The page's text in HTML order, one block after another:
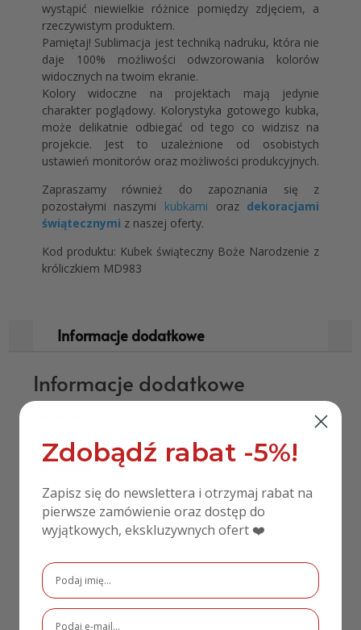
wystąpić niewielkie różnice pomiędzy zdjęciem, a
rzeczywistym produktem.
Pamiętaj! Sublimacja jest techniką nadruku, która nie
daje 100% możliwości odwzorowania kolorów
widocznych na twoim ekranie.
Kolory widoczne na projektach mają jedynie
charakter poglądowy. Kolorystyka gotowego kubka,
może delikatnie odbiegać od tego co widzisz na
projekcie. Jest to uzależnione od osobistych
ustawień monitorów oraz możliwości produkcyjnych.
Zapraszamy również do zapoznania się z
pozostałymi naszymi kubkami oraz dekoracjami
świątecznymi z naszej oferty.
Kod produktu: Kubek świąteczny Boże Narodzenie z
króliczkiem MD983
Informacje dodatkowe
Informacje dodatkowe
Ceramika
330 ml
Rodzaj personalizacji
Sublimacja
Zdobądź rabat -5%!
Zapisz się do newslettera i otrzymaj rabat na
pierwsze zamówienie oraz dostęp do
wyjątkowych, ekskluzywnych ofert ❤️